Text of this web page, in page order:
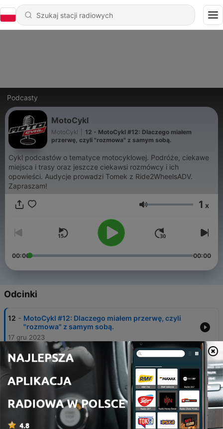
Podcasty
MotoCykl
MotoCykl
12 - MotoCykl #12: Dlaczego miałem
przerwę, czyli "rozmowa" z samym sobą.
Cykl podcastów o tematyce motocyklowej. Podróże, ciekawe
miejsca i trasy oraz jeszcze ciekawsi rozmówcy i ich
opowieści. Audycje prowadzi Tomek z Ride2WheelsADV.
Zapraszam!
Głośność 1 x
00:00 00:00
Odcinki
12 - MotoCykl #12: Dlaczego miałem przerwę, czyli
"rozmowa" z samym sobą.
17 gru 2023
11 - MotoCykl #11: Kobiety w motosporcie! - rozmowa
z Ewą Pikosz | zawodniczka enduro
02 lip 2023
MotoCykl #10: Śladem Białego Wilka — rozmowa z
Waldkiem „Woodieh” Hoffmannem | THE H O P E.PL